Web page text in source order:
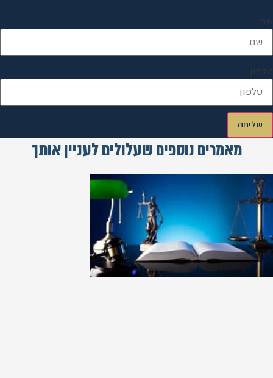
שם
טלפון
שליחה
מאמרים נוספים שעלולים לעניין אותך